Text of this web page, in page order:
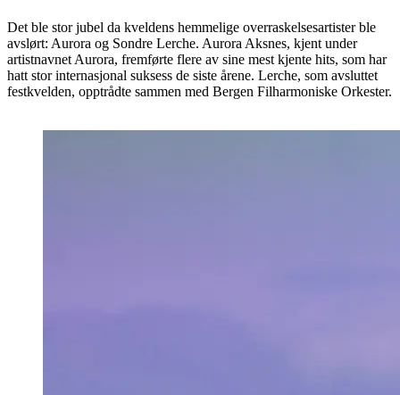
Det ble stor jubel da kveldens hemmelige overraskelsesartister ble
avslørt: Aurora og Sondre Lerche. Aurora Aksnes, kjent under
artistnavnet Aurora, fremførte flere av sine mest kjente hits, som har
hatt stor internasjonal suksess de siste årene. Lerche, som avsluttet
festkvelden, opptrådte sammen med Bergen Filharmoniske Orkester.